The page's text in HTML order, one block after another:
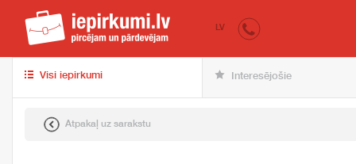
iepirkumi.lv
LV
Visi iepirkumi Interesējošie
Atpakaļ uz sarakstu